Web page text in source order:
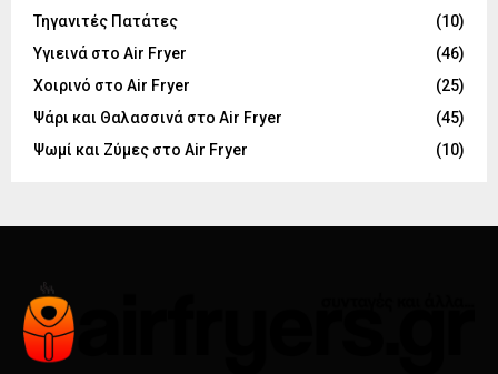
Τηγανιτές Πατάτες
(10)
Υγιεινά στο Air Fryer
(46)
Χοιρινό στο Air Fryer
(25)
Ψάρι και Θαλασσινά στο Air Fryer
(45)
Ψωμί και Ζύμες στο Air Fryer
(10)